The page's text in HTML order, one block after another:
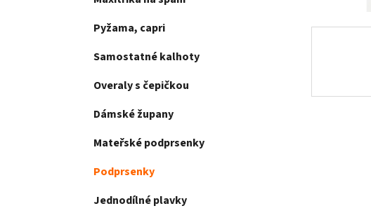
Pyžama, capri
Samostatné kalhoty
Overaly s čepičkou
Dámské župany
Mateřské podprsenky
Podprsenky
Jednodílné plavky